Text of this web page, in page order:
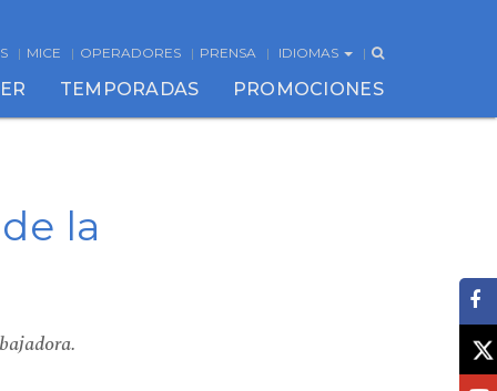
MICE OPERADORES PRENSA IDIOMAS
TEMPORADAS PROMOCIONES
la